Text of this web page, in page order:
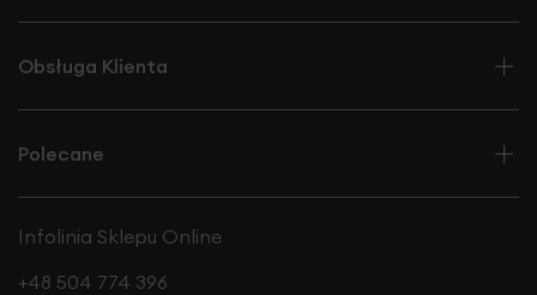
Obsługa Klienta
Polecane
Infolinia Sklepu Online
+48 504 774 396